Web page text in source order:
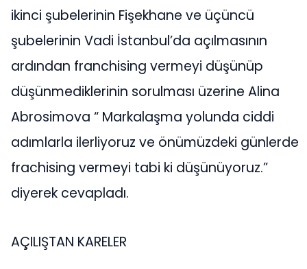
ikinci şubelerinin Fişekhane ve üçüncü
şubelerinin Vadi İstanbul’da açılmasının
ardından franchising vermeyi düşünüp
düşünmediklerinin sorulması üzerine Alina
Abrosimova “ Markalaşma yolunda ciddi
adımlarla ilerliyoruz ve önümüzdeki günlerde
frachising vermeyi tabi ki düşünüyoruz.”
diyerek cevapladı.
AÇILIŞTAN KARELER